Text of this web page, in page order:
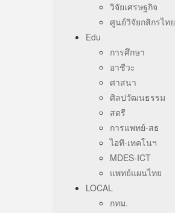
วิจัยเศรษฐกิจ
ศูนย์วิจัยกสิกรไทย
Edu
การศึกษา
อาชีวะ
ศาสนา
ศิลปวัฒนธรรม
สตรี
การแพทย์-สธ
ไอที-เทคโนฯ
MDES-ICT
แพทย์แผนไทย
LOCAL
กทม.